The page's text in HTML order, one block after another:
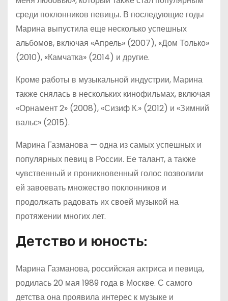
среди поклонников певицы. В последующие годы
Марина выпустила еще несколько успешных
альбомов, включая «Апрель» (2007), «Дом Только»
(2010), «Камчатка» (2014) и другие.
Кроме работы в музыкальной индустрии, Марина
также снялась в нескольких кинофильмах, включая
«Орнамент 2» (2008), «Сизиф К.» (2012) и «Зимний
вальс» (2015).
Марина Газманова — одна из самых успешных и
популярных певиц в России. Ее талант, а также
чувственный и проникновенный голос позволили
ей завоевать множество поклонников и
продолжать радовать их своей музыкой на
протяжении многих лет.
Детство и юность:
Марина Газманова, российская актриса и певица,
родилась 20 мая 1989 года в Москве. С самого
детства она проявила интерес к музыке и